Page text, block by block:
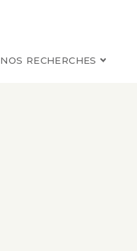
NOS RECHERCHES